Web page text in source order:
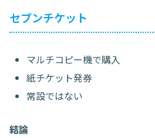
セブンチケット
マルチコピー機で購入
紙チケット発券
常設ではない
結論